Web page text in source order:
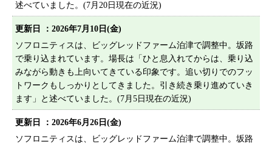
述べていました。(7月20日現在の近況)
更新日 ：2026年7月10日(金)
ソフロニティスは、ビッグレッドファーム泊津で調整中。坂路
で乗り込まれています。場長は「ひと息入れてからは、乗り込
みながら動きも上向いてきている印象です。追い切りでのフッ
トワークもしっかりとしてきました。引き続き乗り進めていき
ます」と述べていました。(7月5日現在の近況)
更新日 ：2026年6月26日(金)
ソフロニティスは、ビッグレッドファーム泊津で調整中。坂路
サイトマップ